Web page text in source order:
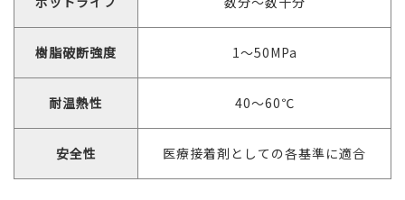
樹脂破断強度 1～50MPa
耐温熱性 40～60℃
安全性 医療接着剤としての各基準に適合